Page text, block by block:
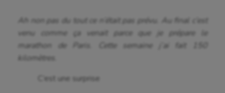
Ah non pas du tout ce n’était pas prévu. Au final c’est
venu comme ça venait parce que je prépare le
marathon de Paris. Cette semaine j’ai fait 150
kilomètres.
C’est une surprise